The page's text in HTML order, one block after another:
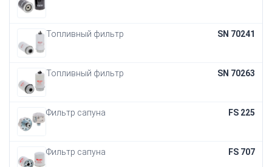
Топливный фильтр SN 70241
Топливный фильтр SN 70263
Фильтр сапуна FS 225
Фильтр сапуна FS 707